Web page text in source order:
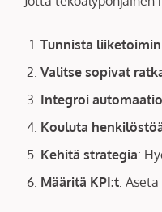
Tunnista
Valitse sopivat
Integroi
Kouluta
Kehitä strategia:
Määritä KPI:t: